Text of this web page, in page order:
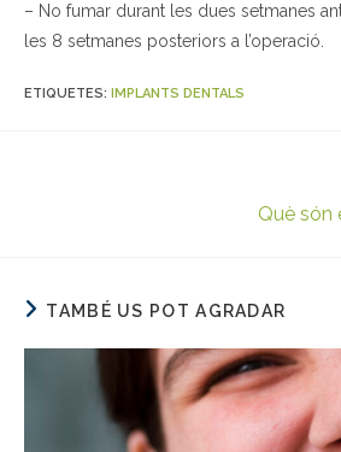
– No fumar durant les dues setmanes
les 8 setmanes posteriors a l’operació.
ETIQUETES: IMPLANTS DENTALS
Què són
TAMBÉ US POT AGRADAR